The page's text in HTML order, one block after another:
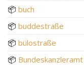
📦 buch
📦 buddestraße
📦 bülostraße
📦 Bundeskanzleramt